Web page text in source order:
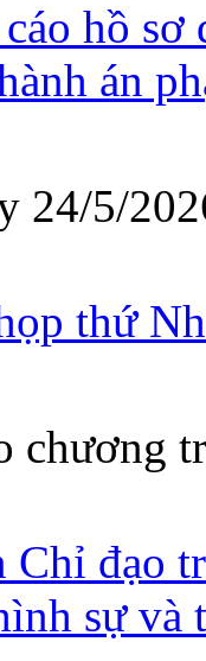
hồ sơ
án
24/5/
thứ
chương
Chỉ đạo
sự và